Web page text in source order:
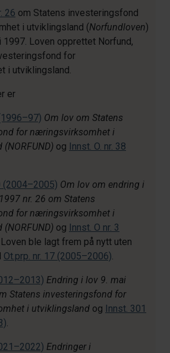
26 om Statens investeringsfond
i utviklingsland (Norfundloven)
1997. Loven opprettet Norfund,
for
i utviklingsland.
er
Om lov om Statens
for næringsvirksomhet i
og Innst. O. nr. 38
(2004–2005) Om lov om endring i
nr. 26 om Statens
for næringsvirksomhet i
og Innst. O nr. 3
Loven ble lagt frem på nytt uten
Ot.prp. nr. 17 (2005–2006).
Endring i lov 9. mai
Statens investeringsfond for
i utviklingsland og Innst. 301
.
Endringer i